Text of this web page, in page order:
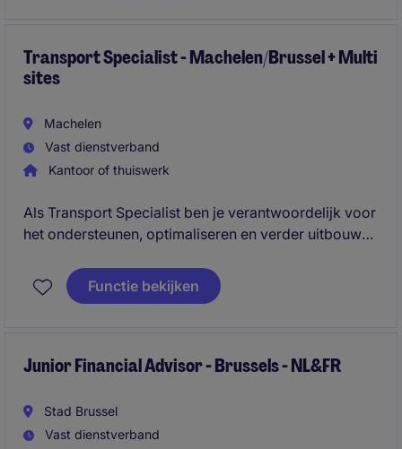
Transport Specialist - Machelen/Brussel + Multi
sites
Machelen
Vast dienstverband
Kantoor of thuiswerk
Als Transport Specialist ben je verantwoordelijk voor
het ondersteunen, optimaliseren en verder uitbouwen
logistiek netwerk. Je combineert operationele
betrokkenheid met strategische projecten rond
Functie bekijken
Junior Financial Advisor - Brussels - NL&FR
Stad Brussel
Vast dienstverband